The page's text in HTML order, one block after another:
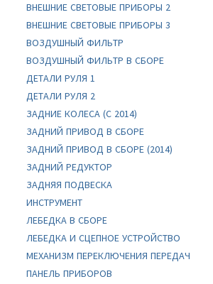
ВНЕШНИЕ СВЕТОВЫЕ ПРИБОРЫ 2
ВНЕШНИЕ СВЕТОВЫЕ ПРИБОРЫ 3
ВОЗДУШНЫЙ ФИЛЬТР
ВОЗДУШНЫЙ ФИЛЬТР В СБОРЕ
ДЕТАЛИ РУЛЯ 1
ДЕТАЛИ РУЛЯ 2
ЗАДНИЕ КОЛЕСА (C 2014)
ЗАДНИЙ ПРИВОД В СБОРЕ
ЗАДНИЙ ПРИВОД В СБОРЕ (2014)
ЗАДНИЙ РЕДУКТОР
ЗАДНЯЯ ПОДВЕСКА
ИНСТРУМЕНТ
ЛЕБЕДКА В СБОРЕ
ЛЕБЕДКА И СЦЕПНОЕ УСТРОЙСТВО
МЕХАНИЗМ ПЕРЕКЛЮЧЕНИЯ ПЕРЕДАЧ
ПАНЕЛЬ ПРИБОРОВ